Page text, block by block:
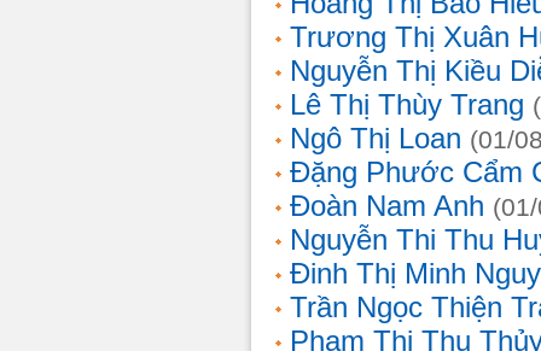
Trương Thị Xuân
Nguyễn Thị Kiều
Lê Thị Thùy Trang
Ngô Thị Loan (01/
Đặng Phước Cẩm
Đoàn Nam Anh
Nguyễn Thi Thu
Đinh Thị Minh
Trần Ngọc Thiện
Phạm Thị Thu